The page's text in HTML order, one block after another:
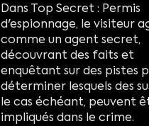
Dans Top Secret : Permis
d'espionnage, le visiteur
comme un agent secret,
découvrant des faits et
enquêtant sur des pistes
déterminer lesquels des
le cas échéant, peuvent
impliqués dans le crime.